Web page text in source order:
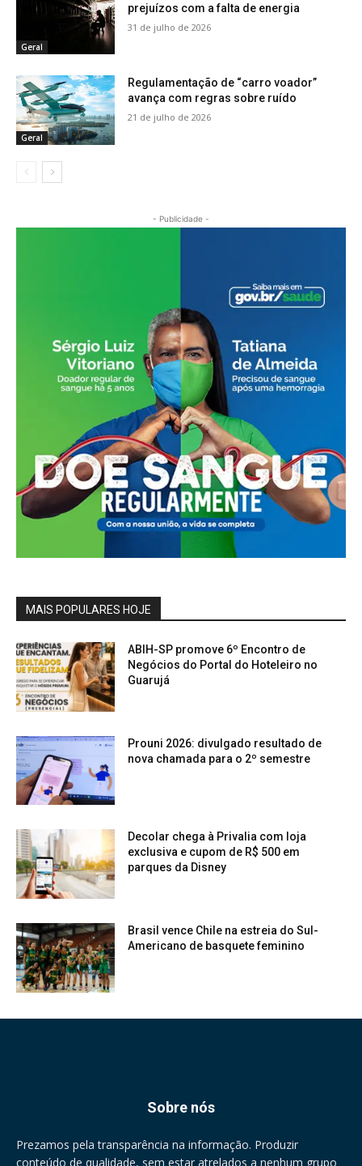
Geral
prejuízos com a falta de energia
31 de julho de 2026
Geral
Regulamentação de “carro voador”
avança com regras sobre ruído
21 de julho de 2026
- Publicidade -
MAIS POPULARES HOJE
ABIH-SP promove 6º Encontro de
Negócios do Portal do Hoteleiro no
Guarujá
Prouni 2026: divulgado resultado de
nova chamada para o 2º semestre
Decolar chega à Privalia com loja
exclusiva e cupom de R$ 500 em
parques da Disney
Brasil vence Chile na estreia do Sul-
Americano de basquete feminino
Sobre nós
Prezamos pela transparência na informação. Produzir
conteúdo de qualidade, sem estar atrelados a nenhum grupo